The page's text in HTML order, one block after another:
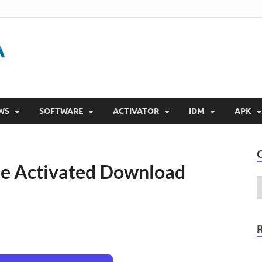
SOFTWARE ACTIVATOR IDM APK
Activated Download